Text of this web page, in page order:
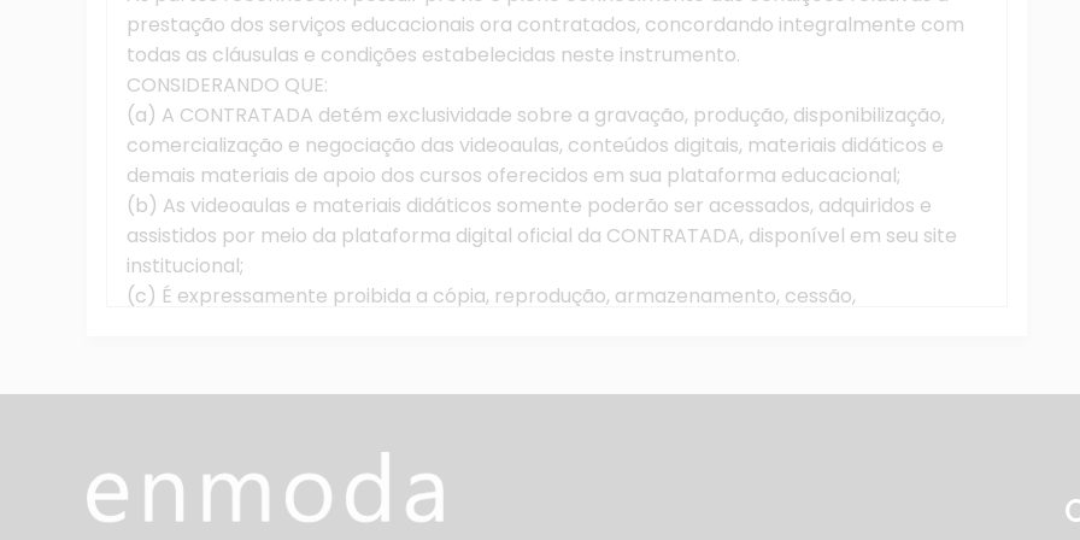
prestação dos serviços educacionais ora contratados, concordando integralmente com
todas as cláusulas e condições estabelecidas neste instrumento.
CONSIDERANDO QUE:
(a) A CONTRATADA detém exclusividade sobre a gravação, produção, disponibilização,
comercialização e negociação das videoaulas, conteúdos digitais, materiais didáticos e
demais materiais de apoio dos cursos oferecidos em sua plataforma educacional;
(b) As videoaulas e materiais didáticos somente poderão ser acessados, adquiridos e
assistidos por meio da plataforma digital oficial da CONTRATADA, disponível em seu site
institucional;
(c) É expressamente proibida a cópia, reprodução, armazenamento, cessão,
I – DO OBJETO
1.1. Pelo presente contrato, a CONTRATADA oferecerá ao CONTRATANTE cursos na